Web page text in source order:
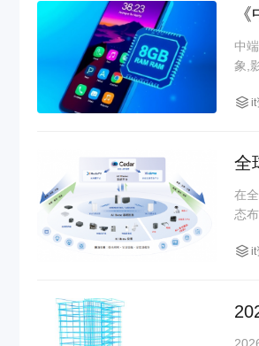
中
象,
it
全
在
态
it